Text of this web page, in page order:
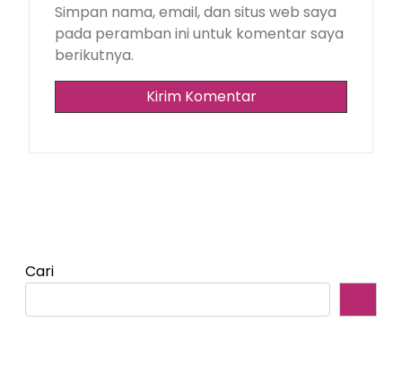
Simpan nama, email, dan situs web saya
pada peramban ini untuk komentar saya
berikutnya.
Cari